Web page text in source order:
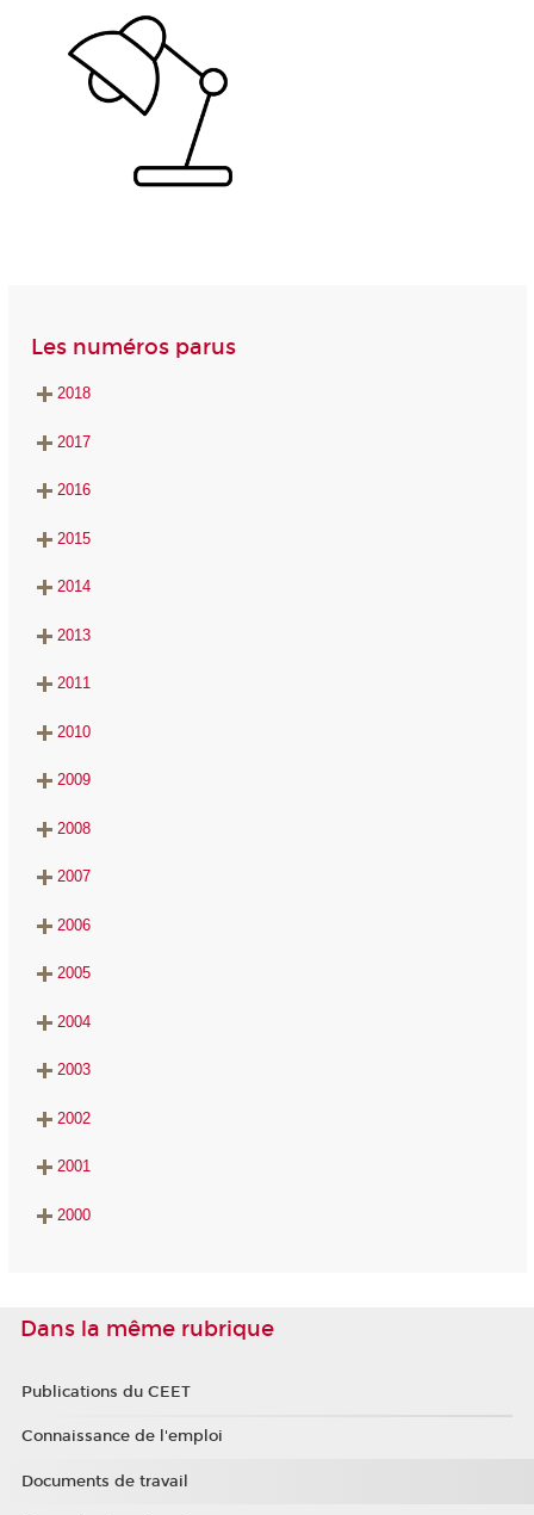
Les numéros parus
2018
2017
2016
2015
2014
2013
2011
2010
2009
2008
2007
2006
2005
2004
2003
2002
2001
2000
Dans la même rubrique
Publications du CEET
Connaissance de l'emploi
Documents de travail